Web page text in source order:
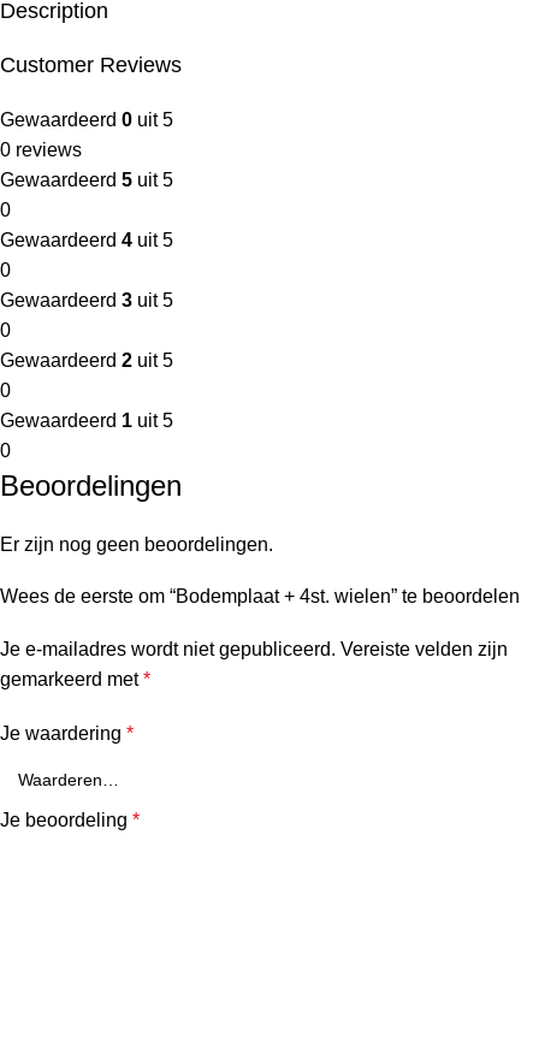
Description
Customer Reviews
Gewaardeerd 0 uit 5
0 reviews
Gewaardeerd 5 uit 5
0
Gewaardeerd 4 uit 5
0
Gewaardeerd 3 uit 5
0
Gewaardeerd 2 uit 5
0
Gewaardeerd 1 uit 5
0
Beoordelingen
Er zijn nog geen beoordelingen.
Wees de eerste om “Bodemplaat + 4st. wielen” te beoordelen
Je e-mailadres wordt niet gepubliceerd. Vereiste velden zijn
gemarkeerd met*
Je waardering *
Je beoordeling *